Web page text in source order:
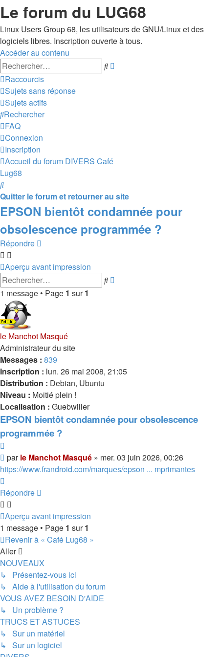
Le forum du LUG68
Linux Users Group 68, les utilisateurs de GNU/Linux et des
logiciels libres. Inscription ouverte à tous.
Accéder au contenu
Rechercher
Raccourcis
Sujets sans réponse
Sujets actifs
Rechercher
FAQ
Connexion
Inscription
Accueil du forum DIVERS Café
Lug68
Rechercher
Quitter le forum et retourner au site
EPSON bientôt condamnée pour
obsolescence programmée ?
Répondre
Aperçu avant impression
Rechercher
1 message • Page 1 sur1
le Manchot Masqué
Administrateur du site
Messages : 839
Inscription : lun. 26 mai 2008, 21:05
Distribution : Debian, Ubuntu
Niveau : Moitié plein !
Localisation : Guebwiller
EPSON bientôt condamnée pour obsolescence
programmée ?
Message
parle Manchot Masqué » mer. 03 juin 2026, 00:26
https://www.frandroid.com/marques/epson ... mprimantes
Répondre
Aperçu avant impression
1 message • Page 1 sur1
Revenir à « Café Lug68 »
Aller
NOUVEAUX
↳ Présentez-vous ici
↳ Aide à l'utilisation du forum
VOUS AVEZ BESOIN D'AIDE
↳ Un problème ?
TRUCS ET ASTUCES
↳ Sur un matériel
↳ Sur un logiciel